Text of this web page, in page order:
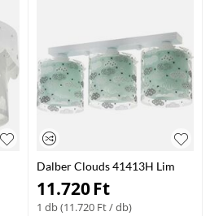
Dalber Clouds 41413H Lim
Mennyezeti Gyereklampa
Vilagoskek Muanyag 3Xe27
Max 60W E27 lámpa
11.720Ft
1 db (11.720 Ft/ db)